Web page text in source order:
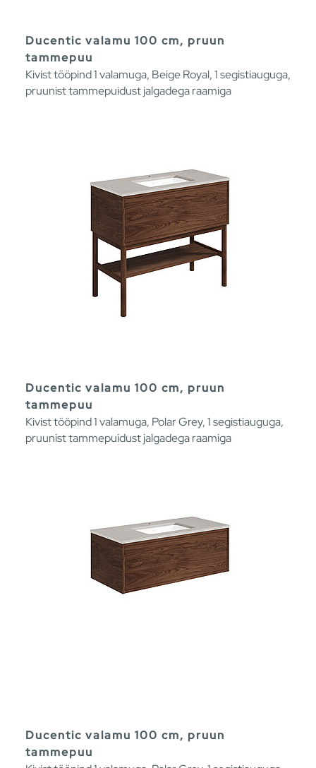
Ducentic valamu 100 cm, pruun
tammepuu
Kivist tööpind 1 valamuga, Beige Royal, 1 segistiauguga,
pruunist tammepuidust jalgadega raamiga
Ducentic valamu 100 cm, pruun
tammepuu
Kivist tööpind 1 valamuga, Polar Grey, 1 segistiauguga,
pruunist tammepuidust jalgadega raamiga
Ducentic valamu 100 cm, pruun
tammepuu